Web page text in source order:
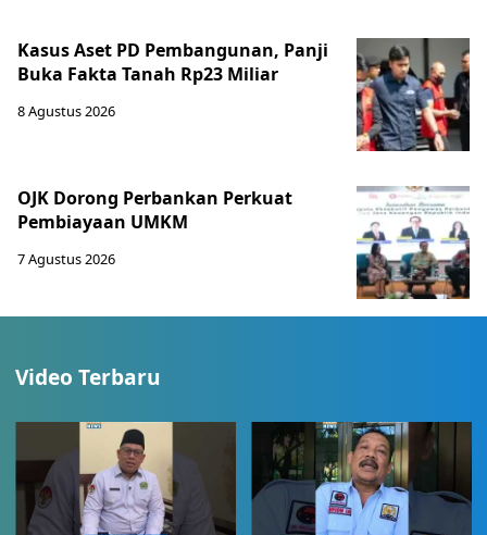
Kasus Aset PD Pembangunan, Panji
Buka Fakta Tanah Rp23 Miliar
8 Agustus 2026
OJK Dorong Perbankan Perkuat
Pembiayaan UMKM
7 Agustus 2026
Video Terbaru